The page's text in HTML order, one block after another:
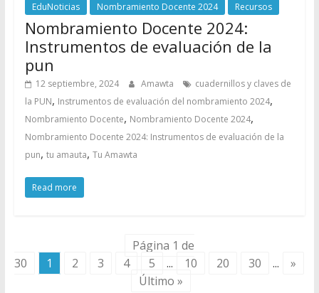
EduNoticias Nombramiento Docente 2024 Recursos
Nombramiento Docente 2024:
Instrumentos de evaluación de la
pun
12 septiembre, 2024 Amawta
cuadernillos y claves de
la PUN, Instrumentos de evaluación del nombramiento 2024,
Nombramiento Docente, Nombramiento Docente 2024,
Nombramiento Docente 2024: Instrumentos de evaluación de la
pun, tu amauta, Tu Amawta
Read more
Página 1 de
30
1 2 3 4 5 ... 10 20 30 ...
»
Último »